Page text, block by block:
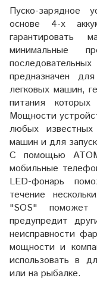
Пуско-зарядное
основе 4-х
гарантировать
минимальные
предназначен
легковых машин,
питания которых
Мощности
любых известных
машин и для
С помощью
мобильные
LED-фонарь
течение
"SOS" поможет
предупредит
неисправности
мощности и
использовать в
или на рыбалке.